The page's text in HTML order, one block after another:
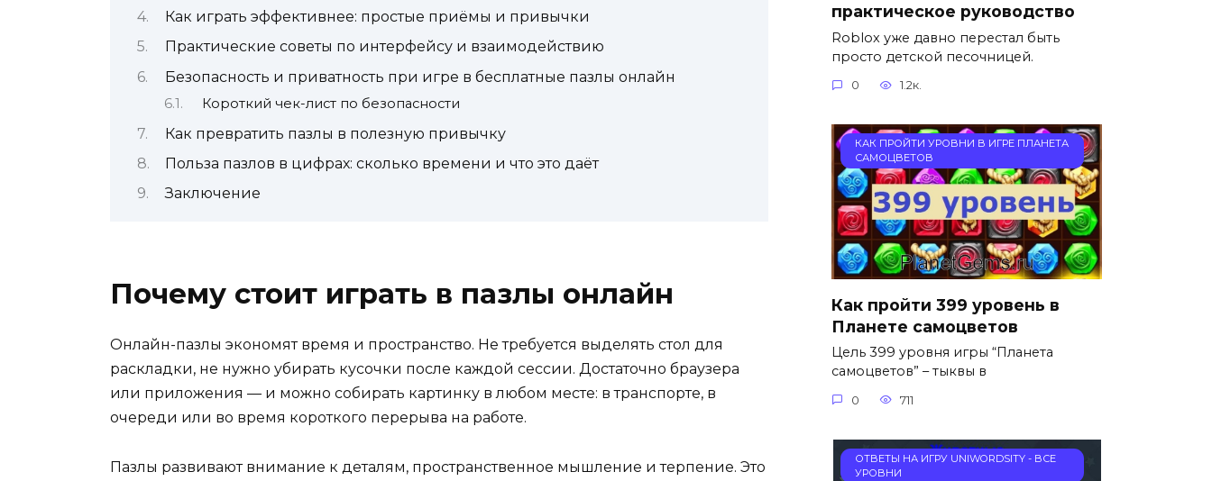
Как играть эффективнее: простые приёмы и привычки
Практические советы по интерфейсу и взаимодействию
Безопасность и приватность при игре в бесплатные пазлы онлайн
Короткий чек-лист по безопасности
Как превратить пазлы в полезную привычку
Польза пазлов в цифрах: сколько времени и что это даёт
Заключение
Почему стоит играть в пазлы онлайн
Онлайн-пазлы экономят время и пространство. Не требуется выделять стол для
раскладки, не нужно убирать кусочки после каждой сессии. Достаточно браузера
или приложения — и можно собирать картинку в любом месте: в транспорте, в
очереди или во время короткого перерыва на работе.
Пазлы развивают внимание к деталям, пространственное мышление и терпение. Это
практическое руководство
Roblox уже давно перестал быть
просто детской песочницей.
0 1.2к.
КАК ПРОЙТИ УРОВНИ В ИГРЕ ПЛАНЕТА
САМОЦВЕТОВ
Как пройти 399 уровень в
Планете самоцветов
Цель 399 уровня игры “Планета
самоцветов” – тыквы в
0 711
ОТВЕТЫ НА ИГРУ UNIWORDSITY - ВСЕ
УРОВНИ